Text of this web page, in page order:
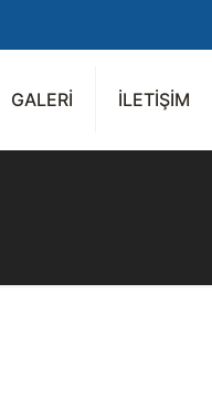
GALERİ İLETİŞİM